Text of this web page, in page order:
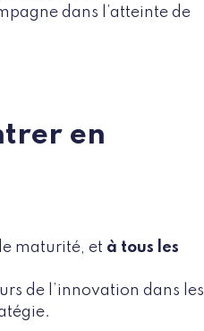
dans l’atteinte de
en
maturité, et à tous les
de l’innovation dans les